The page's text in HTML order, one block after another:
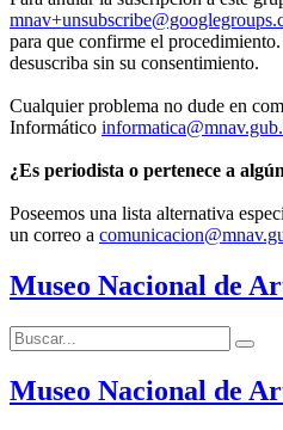
para que confirme el
desuscriba sin su consentimiento.
Cualquier problema no dude en
Informático
¿Es periodista o pertenece a
Poseemos una lista alternativa
un correo a
Museo Nacional de
Buscar:
Museo Nacional de